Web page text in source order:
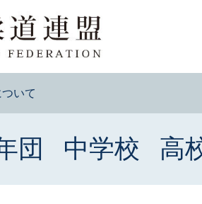
いて
団 中学校 高